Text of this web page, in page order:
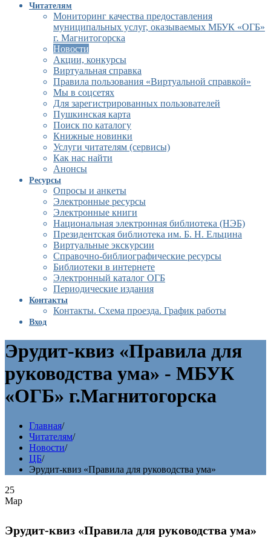
Читателям
Мониторинг качества предоставления
муниципальных услуг, оказываемых МБУК «ОГБ»
г. Магнитогорска
Новости
Акции, конкурсы
Виртуальная справка
Правила пользования «Виртуальной справкой»
Мы в соцсетях
Для зарегистрированных пользователей
Пушкинская карта
Поиск по каталогу
Книжные новинки
Услуги читателям (сервисы)
Как нас найти
Анонсы
Ресурсы
Опросы и анкеты
Электронные ресурсы
Электронные книги
Национальная электронная библиотека (НЭБ)
Президентская библиотека им. Б. Н. Ельцина
Виртуальные экскурсии
Справочно-библиографические ресурсы
Библиотеки в интернете
Электронный каталог ОГБ
Периодические издания
Контакты
Контакты. Схема проезда. График работы
Вход
Эрудит-квиз «Правила для
руководства ума» - МБУК
«ОГБ» г.Магнитогорска
Главная/
Читателям/
Новости/
ЦБ/
Эрудит-квиз «Правила для руководства ума»
25
Мар
Эрудит-квиз «Правила для руководства ума»